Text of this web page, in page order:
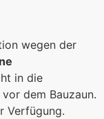
wegen der
in die
dem Bauzaun.
Verfügung.